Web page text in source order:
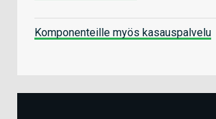
Komponenteille myös kasauspalvelu